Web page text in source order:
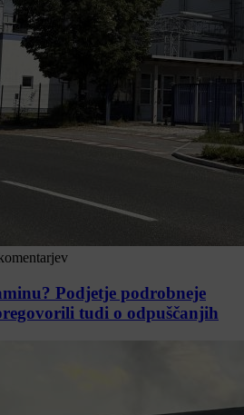
Podjetje podrobneje
tudi o odpuščanjih